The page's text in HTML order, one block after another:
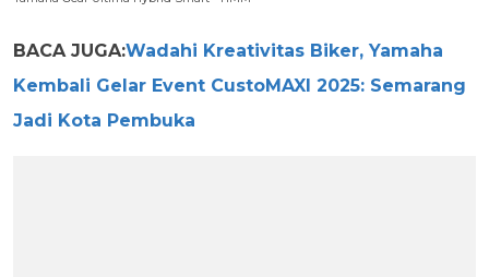
BACA JUGA:Wadahi Kreativitas Biker, Yamaha
Kembali Gelar Event CustoMAXI 2025: Semarang
Jadi Kota Pembuka